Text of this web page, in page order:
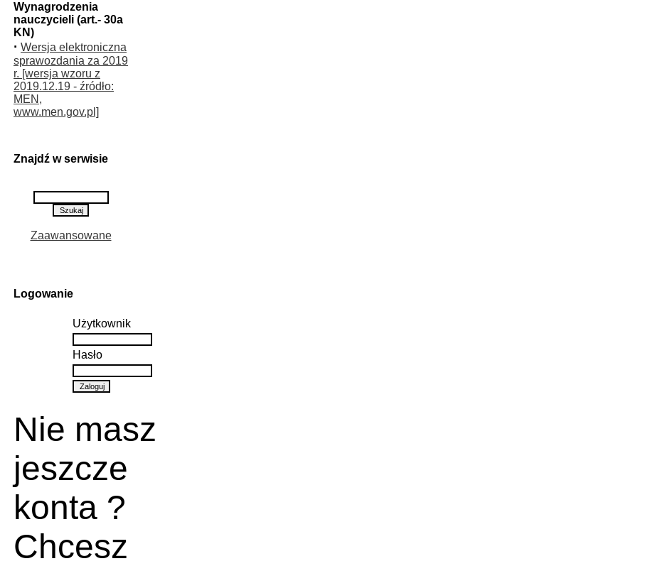
Wynagrodzenia
nauczycieli (art.- 30a
KN)
· Wersja elektroniczna
sprawozdania za 2019
r. [wersja wzoru z
2019.12.19 - źródło:
MEN,
www.men.gov.pl]
Znajdź w serwisie
Zaawansowane
Logowanie
Użytkownik
Hasło
Nie masz
jeszcze
konta ?
Chcesz